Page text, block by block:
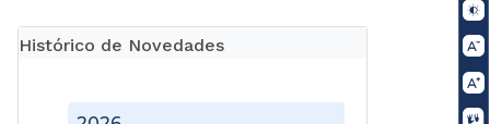
Histórico de Novedades